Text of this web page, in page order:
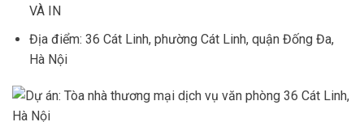
VÀ IN
Địa điểm: 36 Cát Linh, phường Cát Linh, quận Đống Đa,
Hà Nội